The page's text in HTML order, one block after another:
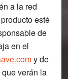
a la red
esté
de
en el
y de
verán la